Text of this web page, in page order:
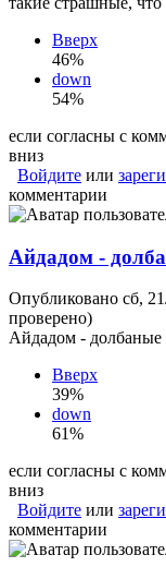
Вверх
46%
down
54%
если согласны с
вниз
Войдите или
комментарии
Айдадом -
Опубликовано сб,
проверено)
Айдадом - долбаные
Вверх
39%
down
61%
если согласны с
вниз
Войдите или
комментарии